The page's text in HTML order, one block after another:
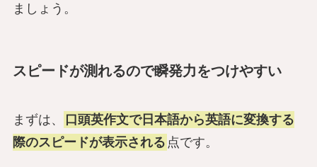
ましょう。
スピードが測れるので瞬発力をつけやすい
まずは、
口頭英作文で日本語から英語に変換する
際のスピードが表示される 点です。